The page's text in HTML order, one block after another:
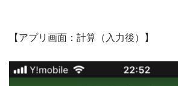
【アプリ画面：計算（入力後）】